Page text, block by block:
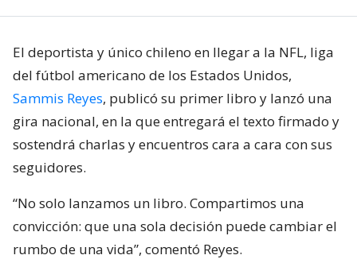
El deportista y único chileno en llegar a la NFL, liga
del fútbol americano de los Estados Unidos,
Sammis Reyes, publicó su primer libro y lanzó una
gira nacional, en la que entregará el texto firmado y
sostendrá charlas y encuentros cara a cara con sus
seguidores.
“No solo lanzamos un libro. Compartimos una
convicción: que una sola decisión puede cambiar el
rumbo de una vida”, comentó Reyes.